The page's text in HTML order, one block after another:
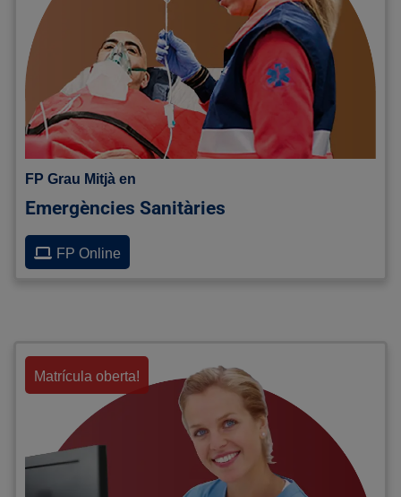
FP Grau Mitjà en
Emergències Sanitàries
FP Online
Matrícula oberta!